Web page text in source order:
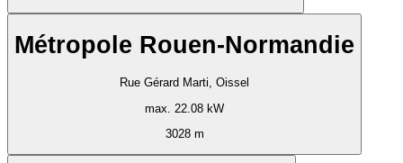
Métropole Rouen-Normandie
Rue Gérard Marti, Oissel
max. 22.08 kW
3028 m